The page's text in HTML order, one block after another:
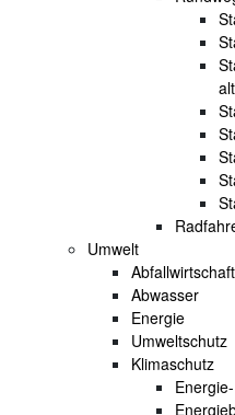
Umwelt
Abfallwirtschaft
Abwasser
Energie
Umweltschutz
Klimaschutz